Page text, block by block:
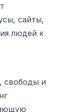
сайты,
людей к
свободы и